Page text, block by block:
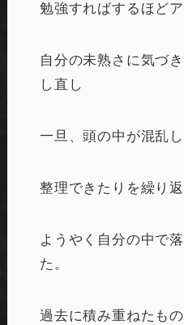
勉強すればするほど
自分の未熟さに気づ
し直し
一旦、頭の中が混乱し
整理できたりを繰り
ようやく自分の中で
た。
過去に積み重ねたもの